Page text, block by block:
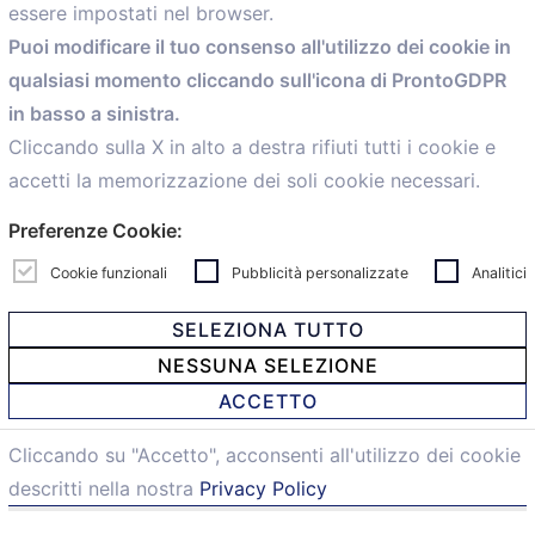
Home
Servizi
Convenzioni
Voce delle Nostre aziende
Informazioni Ex L. 124/2017
News
personalCaf
© 2021 Confartigianato Imprese Mandamento Bologna -
Via Papini, 18 - 40128 Bologna - Italy
Privacy e Cookie
essere impostati nel browser.
Puoi modificare il tuo consenso all'utilizzo dei cookie in
qualsiasi momento cliccando sull'icona di ProntoGDPR
in basso a sinistra.
Cliccando sulla X in alto a destra rifiuti tutti i cookie e
accetti la memorizzazione dei soli cookie necessari.
Preferenze Cookie:
Cookie funzionali Pubblicità personalizzate Analitici
SELEZIONA TUTTO
NESSUNA SELEZIONE
ACCETTO
Cliccando su "Accetto", acconsenti all'utilizzo dei cookie
descritti nella nostra Privacy Policy